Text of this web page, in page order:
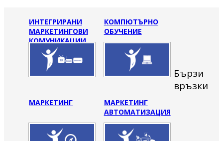
ИНТЕГРИРАНИ
МАРКЕТИНГОВИ
КОМУНИКАЦИИ
КОМПЮТЪРНО
ОБУЧЕНИЕ
МАРКЕТИНГ
МАРКЕТИНГ
АВТОМАТИЗАЦИЯ
Бързи
връзки